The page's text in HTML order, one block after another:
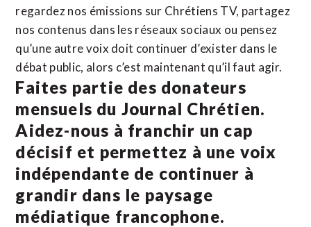
regardez nos émissions sur Chrétiens TV, partagez
nos contenus dans les réseaux sociaux ou pensez
qu’une autre voix doit continuer d’exister dans le
débat public, alors c’est maintenant qu’il faut agir.
Faites partie des donateurs
mensuels du Journal Chrétien.
Aidez-nous à franchir un cap
décisif et permettez à une voix
indépendante de continuer à
grandir dans le paysage
médiatique francophone.